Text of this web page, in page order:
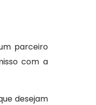
parceiro
com a
desejam